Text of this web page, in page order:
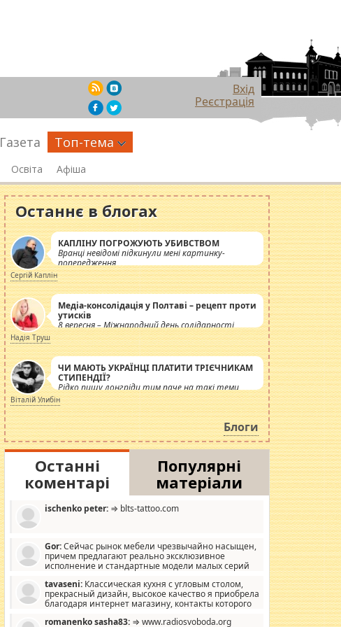
Вхід
Реєстрація
Газета Топ-тема
Освіта Афіша
Останнє в блогах
КАПЛІНУ ПОГРОЖУЮТЬ УБИВСТВОМ
Вранці невідомі підкинули мені картинку-
попередження
Сергій Каплін
Медіа-консолідація у Полтаві – рецепт проти
утисків
8 вересня – Міжнародний день солідарності
журналістів.
Надія Труш
ЧИ МАЮТЬ УКРАЇНЦІ ПЛАТИТИ ТРІЄЧНИКАМ
СТИПЕНДІЇ?
Рідко пишу лонгріди тим паче на такі теми,
але вже просто дістало! Обурюють сьогоднішні
інсенуації навколо стипендіального питання.
Штучно роздувається ще одна соціальна
катастрофа.
Віталій Улибін
Блоги
Останні
коментарі
Популярні
матеріали
ischenko peter: ⇒ blts-tattoo.com
Gor:Сейчас рынок мебели чрезвычайно насыщен,
причем предлагают реально эксклюзивное
исполнение и стандартные модели малых серий
дизайну, мало походит на стандартные формы, в MebelOk,
креативненько и что главное - со вкусом все в порядке,
без ненужных наворотов удорожающих мебель, а это не
tavaseni: Классическая кухня с угловым столом,
прекрасный дизайн, высокое качество я приобрела
благодаря интернет магазину, контакты которого
romanenko sasha83: ⇒ www.radiosvoboda.org